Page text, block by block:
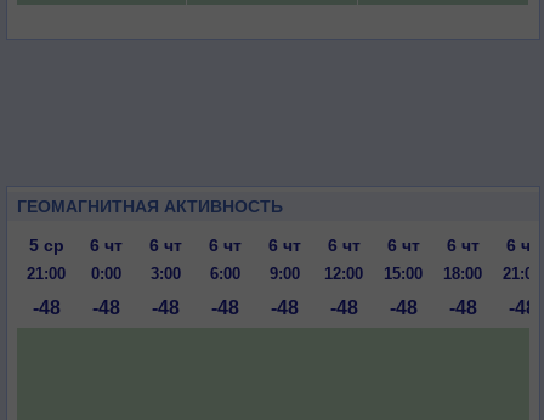
ГЕОМАГНИТНАЯ АКТИВНОСТЬ
5 ср
6 чт 6 чт 6 чт 6 чт 6 чт 6 чт 6 чт 6 чт
21:00 0:00 3:00 6:00 9:00 12:00 15:00 18:00 21:00
-48 -48 -48 -48 -48 -48 -48 -48 -48